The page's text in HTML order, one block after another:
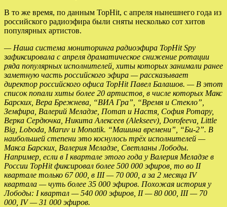
В то же время, по данным TopHit, с апреля нынешнего года из
российского радиоэфира были сняты несколько сот хитов
популярных артистов.
— Наша система мониторинга радиоэфира TopHit Spy
зафиксировала с апреля драматическое снижение ротации
ряда популярных исполнителей, хиты которых занимали ранее
заметную часть российского эфира — рассказывает
директор российского офиса TopHit Павел Балашов. — В этот
список попали хиты более 20 артистов, в числе которых Макс
Барских, Вера Брежнева, “ВИА Гра”, “Время и Стекло”,
Земфира, Валерий Меладзе, Потап и Настя, София Ротару,
Верка Сердючка, Никита Алексеев (Alekseev), Dorofeeva, Little
Big, Loboda, Maruv и Monatik. “Машина времени”, “Би-2”. В
наибольшей степени это коснулось трёх исполнителей —
Макса Барских, Валерия Меладзе, Светланы Лободы.
Например, если в I квартале этого года у Валерия Меладзе в
России TopHit фиксировал более 500 000 эфиров, то во II
квартале только 67 000, в III — 70 000, а за 2 месяца IV
квартала — чуть более 35 000 эфиров. Похожая история у
Лободы: I квартал — 540 000 эфиров, II — 80 000, III — 70
000, IV — 31 000 эфиров.